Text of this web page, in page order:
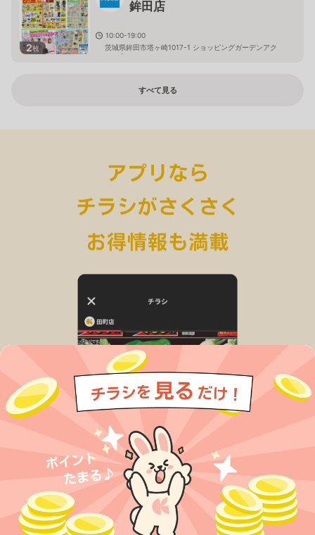
2枚
鉾田店
10:00-19:00
茨城県鉾田市塔ヶ崎1017-1 ショッピングガーデンアク
ロス内
すべて見る